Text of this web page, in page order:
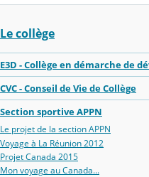
Le collège
E3D - Collège en démarche de
CVC - Conseil de Vie de Collège
Section sportive APPN
Le projet de la section APPN
Voyage à La Réunion 2012
Projet Canada 2015
Mon voyage au Canada...